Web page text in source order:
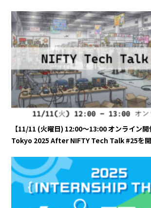
【11/11 (火曜日) 12:00～13:00 オンライン
Tokyo 2025 After NIFTY Tech Talk #25を開